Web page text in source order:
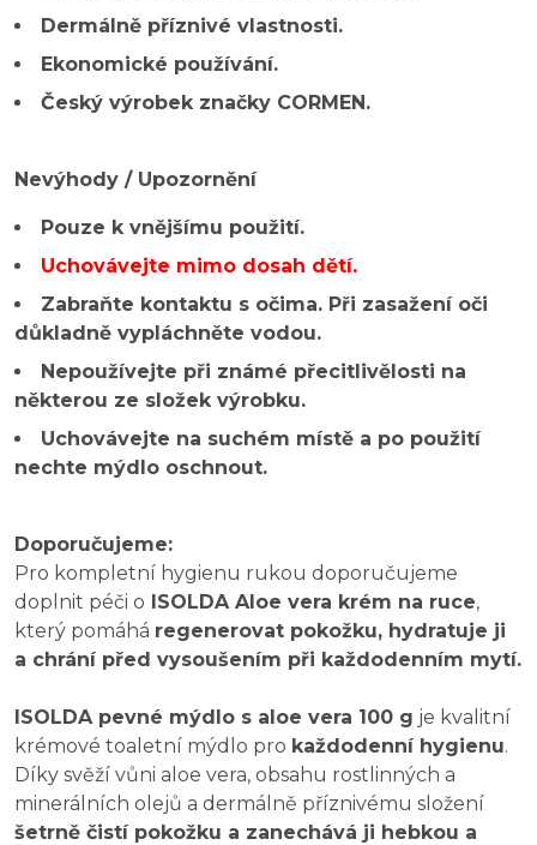
Dermálně příznivé vlastnosti.
Ekonomické používání.
Český výrobek značky CORMEN.
Nevýhody / Upozornění
Pouze k vnějšímu použití.
Uchovávejte mimo dosah dětí.
Zabraňte kontaktu s očima. Při zasažení oči
důkladně vypláchněte vodou.
Nepoužívejte při známé přecitlivělosti na
některou ze složek výrobku.
Uchovávejte na suchém místě a po použití
nechte mýdlo oschnout.
Doporučujeme:
Pro kompletní hygienu rukou doporučujeme
doplnit péči o ISOLDA Aloe vera krém na ruce,
který pomáhá regenerovat pokožku, hydratuje ji
a chrání před vysoušením při každodenním mytí.
ISOLDA pevné mýdlo s aloe vera 100 g je kvalitní
krémové toaletní mýdlo pro každodenní hygienu.
Díky svěží vůni aloe vera, obsahu rostlinných a
minerálních olejů a dermálně příznivému složení
šetrně čistí pokožku a zanechává ji hebkou a